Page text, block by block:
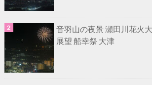
音羽山の夜景 瀬田川花火
展望 船幸祭 大津